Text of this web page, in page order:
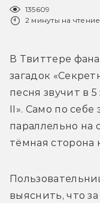
135609
2 минуты на чтение
В Твиттере
загадок
песня звучит в
II». Само по себе
параллельно на
тёмная сторона
выяснить, что